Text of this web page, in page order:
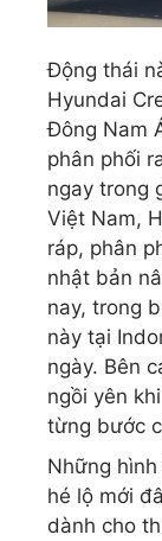
Động thái
Hyundai
Đông Nam
phân phối
ngay trong
Việt Nam,
ráp, phân
nhật bản
nay, trong
này tại
ngày. Bên
ngồi yên
từng bước
Những
hé lộ mới
dành cho